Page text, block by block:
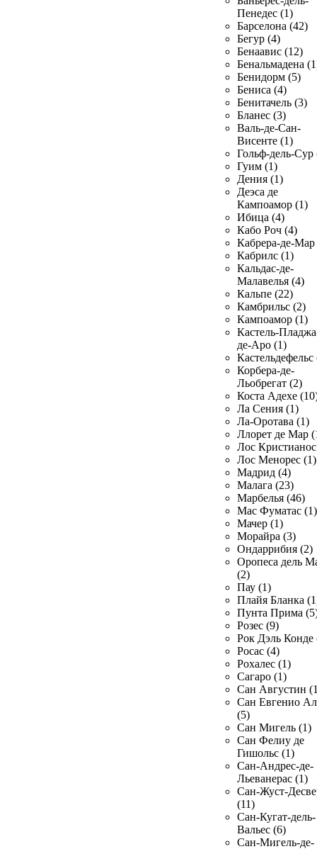
Пенедес (1)
Барселона (42)
Бегур (4)
Бенаавис (12)
Бенальмадена
Бенидорм (5)
Бениса (4)
Бенитачель (3)
Бланес (3)
Валь-де-Сан-
Висенте (1)
Гольф-дель-Сур
Гуим (1)
Дения (1)
Деэса де
Кампоамор (1)
Ибица (4)
Кабо Роч (4)
Кабрера-де-Мар
Кабрилс (1)
Кальдас-де-
Малавелья (4)
Кальпе (22)
Камбрильс (2)
Кампоамор (1)
Кастель-
де-Аро (1)
Кастельдефельс
Корбера-де-
Льобрегат (2)
Коста Адехе
Ла Сения (1)
Ла-Оротава (1)
Ллорет де Мар
Лос
Лос Менорес (1)
Мадрид (4)
Малага (23)
Марбелья (46)
Мас Фуматас (1)
Мачер (1)
Морайра (3)
Ондаррибия (2)
Оропеса дель
(2)
Пау (1)
Плайя Бланка
Пунта Прима
Розес (9)
Рок Дэль Конде
Росас (4)
Рохалес (1)
Сагаро (1)
Сан Августин
Сан Евгенио
(5)
Сан Мигель (1)
Сан Фелиу де
Гишольс (1)
Сан-Андрес-де-
Льеванерас (1)
Сан-Жуст-
(11)
Сан-Кугат-дель-
Вальес (6)
Сан-Мигель-де-